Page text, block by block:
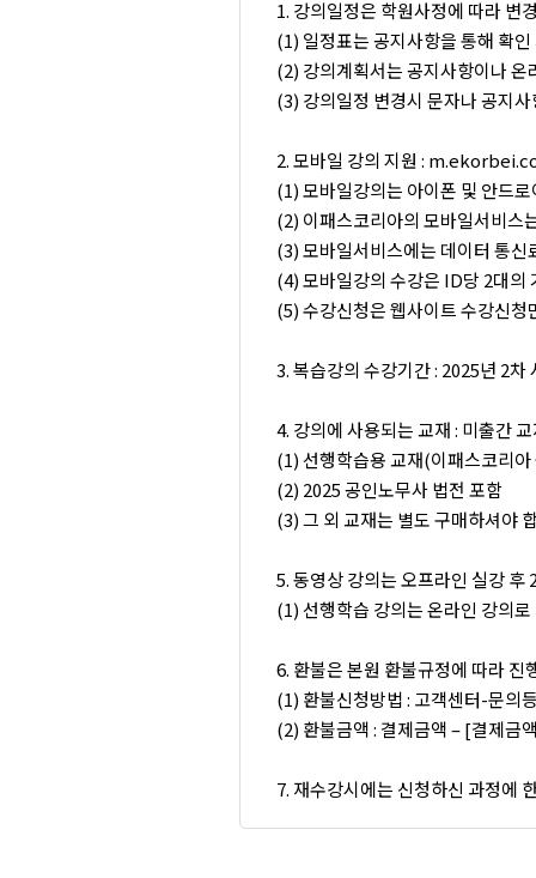
1. 강의일정은 학원사정에 따라 변
(1) 일정표는 공지사항을 통해 확
(2) 강의계획서는 공지사항이나
(3) 강의일정 변경시 문자나 공지
2. 모바일 강의 지원 :
(1) 모바일강의는 아이폰 및 안드
(2) 이패스코리아의 모바일서비스
(3) 모바일서비스에는 데이터 통
(4) 모바일강의 수강은 ID당 2대의
(5) 수강신청은 웹사이트 수강신
3. 복습강의 수강기간 : 2025년 2차
4. 강의에 사용되는 교재 : 미출간
(1) 선행학습용 교재(이패스코리
(2) 2025 공인노무사 법전 포함
(3) 그 외 교재는 별도 구매하셔야
5. 동영상 강의는 오프라인 실강 후
(1) 선행학습 강의는 온라인 강의로
6. 환불은 본원 환불규정에 따라 진
(1) 환불신청방법 : 고객센터-문의
(2) 환불금액 : 결제금액 – [결제금
7. 재수강시에는 신청하신 과정에